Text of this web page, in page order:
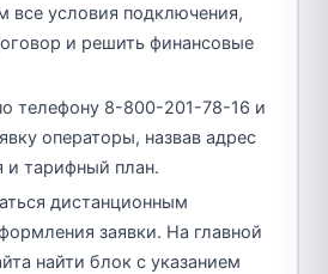
все условия подключения,
и решить финансовые
телефону 8-800-201-78-16 и
операторы, назвав адрес
и тарифный план.
дистанционным
заявки. На главной
найти блок с указанием